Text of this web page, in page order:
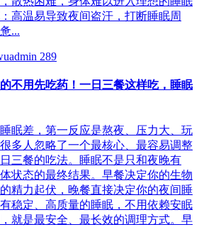
高温易导致夜间盗汗，打断睡眠周
...
289
不用先吃药！一日三餐这样吃，睡眠
眠差，第一反应是熬夜、压力大、玩
多人忽略了一个最核心、最容易调整
三餐的吃法。睡眠不是只和夜晚有
状态的最终结果。早餐决定你的生物
精力起伏，晚餐直接决定你的夜间睡
稳定、高质量的睡眠，不用依赖安眠
就是最安全、最长效的调理方式。早